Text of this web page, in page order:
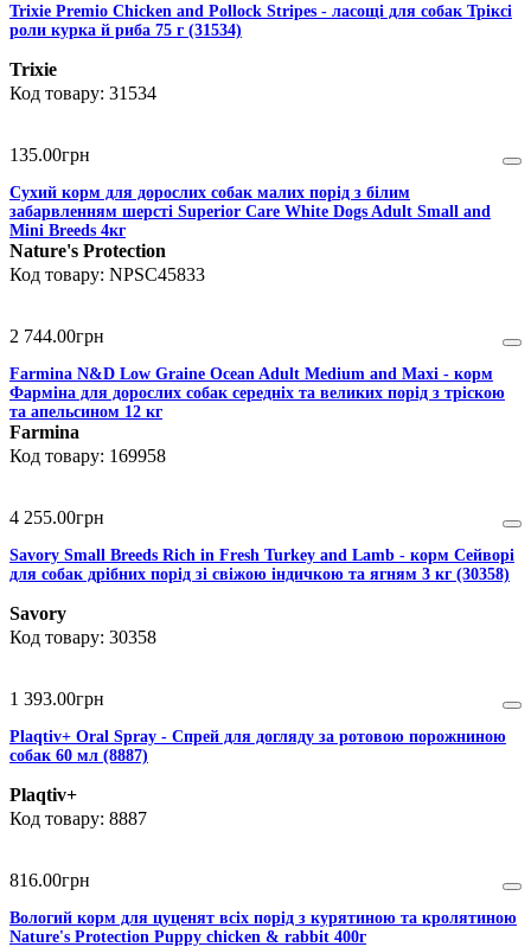
Trixie Premio Chicken and Pollock Stripes - ласощі для собак Тріксі
роли курка й риба 75 г (31534)
Trixie
31534
135.00грн
Сухий корм для дорослих собак малих порід з білим
забарвленням шерсті Superior Care White Dogs Adult Small and
Mini Breeds 4кг
Nature's Protection
NPSC45833
2 744.00грн
Farmina N&D Low Graine Ocean Adult Medium and Maxi - корм
Фарміна для дорослих собак середніх та великих порід з тріскою
та апельсином 12 кг
Farmina
169958
4 255.00грн
Savory Small Breeds Rich in Fresh Turkey and Lamb - корм Сейворі
для собак дрібних порід зі свіжою індичкою та ягням 3 кг (30358)
Savory
30358
1 393.00грн
Plaqtiv+ Oral Spray - Спрей для догляду за ротовою порожниною
собак 60 мл (8887)
Plaqtiv+
8887
816.00грн
Вологий корм для цуценят всіх порід з курятиною та кролятиною
Nature's Protection Puppy chicken & rabbit 400г